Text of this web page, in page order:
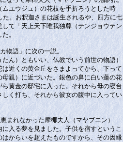
ユウジュ）の花枝を手折ろうとした時
。お釈迦さまは誕生されるや、四方に七
て「天上天下唯我独尊（テンジョウテン
。
物語」に次の一説。
ん）ともいい、仏教でいう前世の物語）
は近くの黄金丘をさまよってから、下って
親）に近づいた。銀色の鼻に白い蓮の花
黄金の邸宅に入った。それから母の寝台
く打ち、それから彼女の腹中に入ってい
まれなかった摩椰夫人（マヤブニン）
入る夢を見ました。子供を宿すというこ
からいを超えたものですから、その因縁